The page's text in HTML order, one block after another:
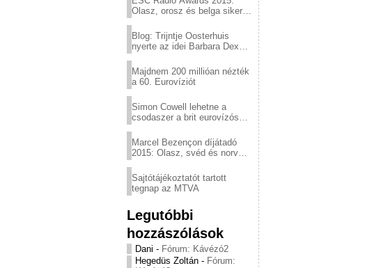
Olasz, orosz és belga siker,
Blog: Trijntje Oosterhuis
nyerte az idei Barbara Dex
Majdnem 200 millióan nézték
a 60. Eurovíziót
Simon Cowell lehetne a
csodaszer a brit eurovízós
Marcel Bezençon díjátadó
2015: Olasz, svéd és norvég
Sajtótájékoztatót tartott
tegnap az MTVA
Legutóbbi
hozzászólások
Dani - Fórum: Kávézó2
Hegedüs Zoltán - Fórum: